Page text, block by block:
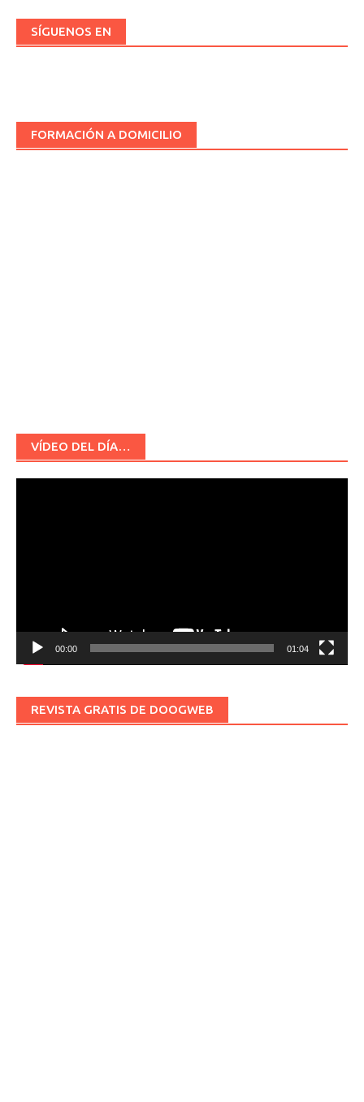
SÍGUENOS EN
FORMACIÓN A DOMICILIO
VÍDEO DEL DÍA…
00:00 01:04
REVISTA GRATIS DE DOOGWEB